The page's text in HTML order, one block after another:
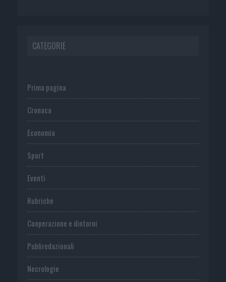
CATEGORIE
Prima pagina
Cronaca
Economia
Sport
Eventi
Rubriche
Cooperazione e dintorni
Publiredazionali
Necrologie